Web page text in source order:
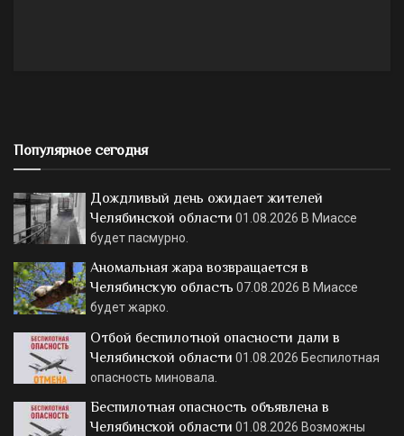
Популярное сегодня
Дождливый день ожидает жителей
Челябинской области 01.08.2026 В Миассе
будет пасмурно.
Аномальная жара возвращается в
Челябинскую область 07.08.2026 В Миассе
будет жарко.
Отбой беспилотной опасности дали в
Челябинской области 01.08.2026 Беспилотная
опасность миновала.
Беспилотная опасность объявлена в
Челябинской области 01.08.2026 Возможны